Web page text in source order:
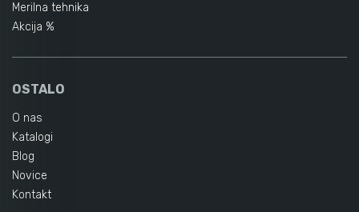
Merilna tehnika
Akcija %
OSTALO
O nas
Katalogi
Blog
Novice
Kontakt